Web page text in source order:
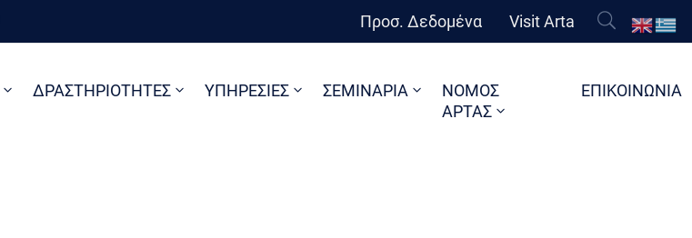
Προσ. Δεδομένα Visit Arta
ΔΡΑΣΤΗΡΙΟΤΗΤΕΣ ΥΠΗΡΕΣΙΕΣ ΣΕΜΙΝΑΡΙΑ
ΝΟΜΟΣ
ΑΡΤΑΣ
ΕΠΙΚΟΙΝΩΝΙΑ